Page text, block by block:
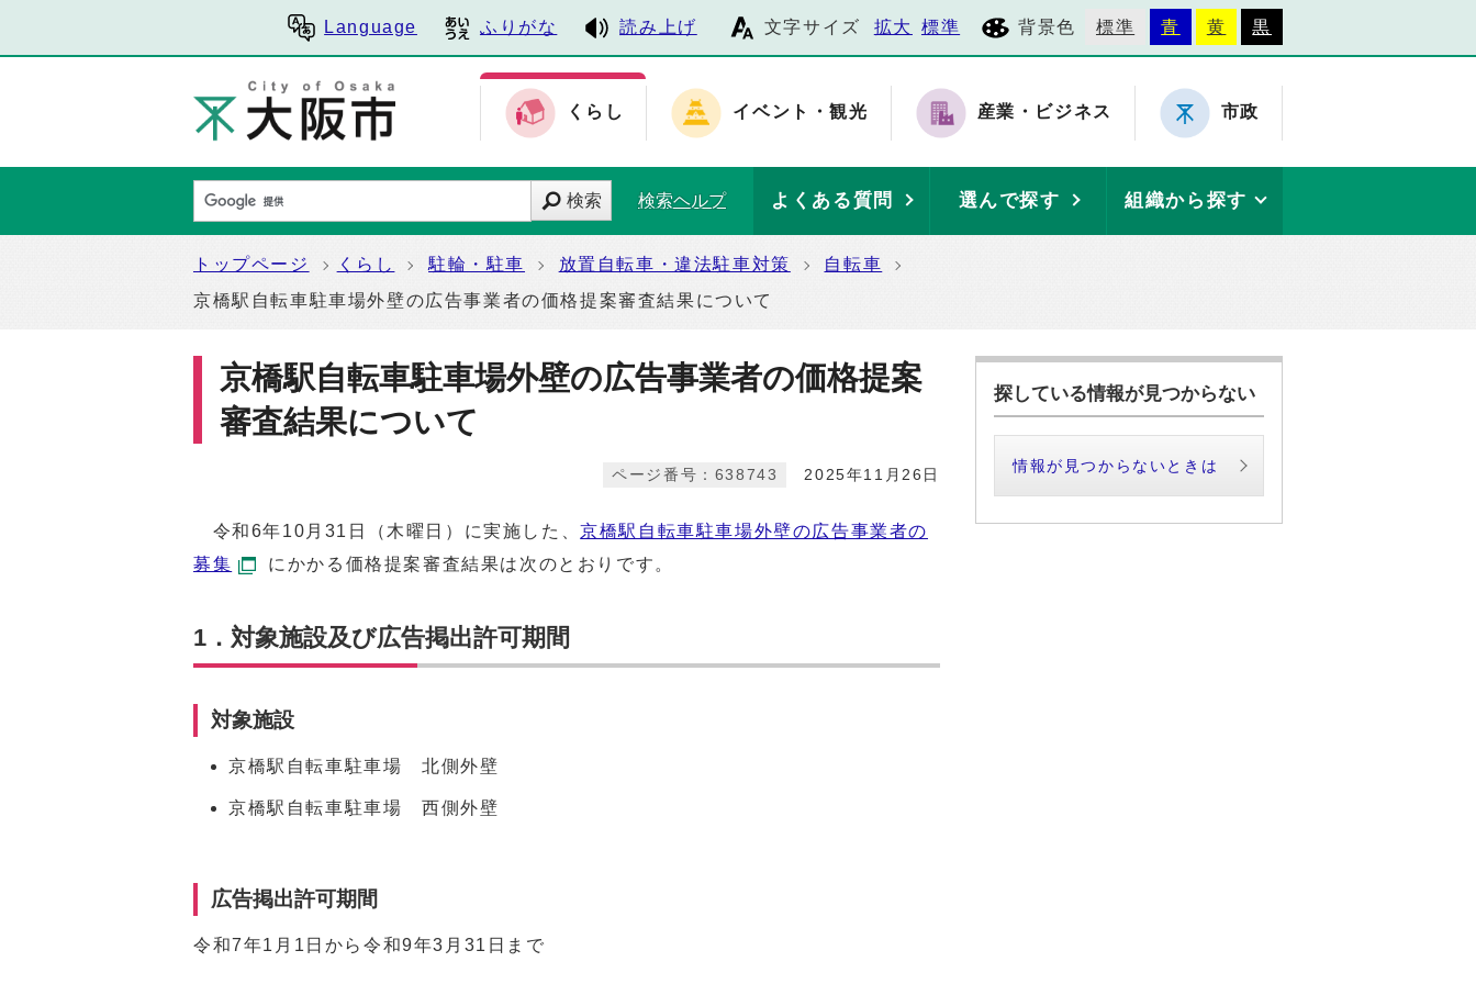
Language ふりがな 読み上げ 文字サイズ 拡大 標準 背景色 標準 青 黄 黒
くらし イベント・観光 産業・ビジネス 市政
検索 検索ヘルプ よくある質問 選んで探す 組織から探す
トップページ くらし 駐輪・駐車 放置自転車・違法駐車対策
自転車
京橋駅自転車駐車場外壁の広告事業者の価格提案審査結果について
京橋駅自転車駐車場外壁の広告事業者の価格提案
審査結果について
2025年11月26日
ページ番号：638743
令和6年10月31日（木曜日）に実施した、京橋駅自転車駐車場外壁の広告事業者の
募集
にかかる価格提案審査結果は次のとおりです。
1．対象施設及び広告掲出許可期間
対象施設
京橋駅自転車駐車場 北側外壁
京橋駅自転車駐車場 西側外壁
広告掲出許可期間
令和7年1月1日から令和9年3月31日まで
探している情報が見つからない
情報が見つからないときは